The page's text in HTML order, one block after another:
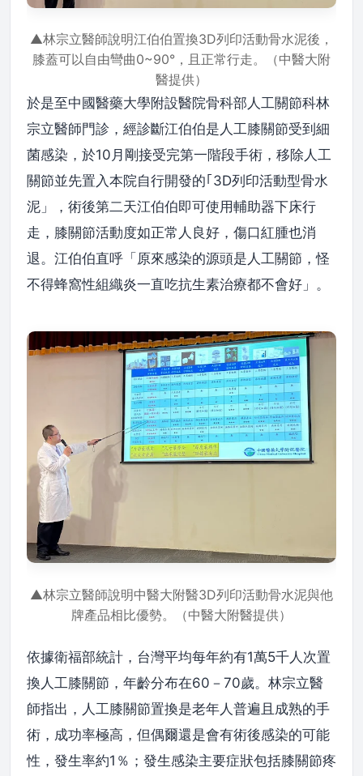
▲林宗立醫師說明江伯伯置換3D列印活動骨水泥後，
膝蓋可以自由彎曲0~90°，且正常行走。（中醫大附
醫提供）
於是至中國醫藥大學附設醫院骨科部人工關節科林
宗立醫師門診，經診斷江伯伯是人工膝關節受到細
菌感染，於10月剛接受完第一階段手術，移除人工
關節並先置入本院自行開發的｢3D列印活動型骨水
泥」，術後第二天江伯伯即可使用輔助器下床行
走，膝關節活動度如正常人良好，傷口紅腫也消
退。江伯伯直呼「原來感染的源頭是人工關節，怪
不得蜂窩性組織炎一直吃抗生素治療都不會好」。
▲林宗立醫師說明中醫大附醫3D列印活動骨水泥與他
牌產品相比優勢。（中醫大附醫提供）
依據衛福部統計，台灣平均每年約有1萬5千人次置
換人工膝關節，年齡分布在60－70歲。林宗立醫
師指出，人工膝關節置換是老年人普遍且成熟的手
術，成功率極高，但偶爾還是會有術後感染的可能
性，發生率約1％；發生感染主要症狀包括膝關節疼